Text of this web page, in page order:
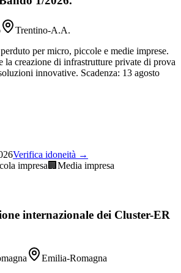
Trentino-A.A.
per micro, piccole e medie imprese.
la creazione di infrastrutture private di prova
innovative. Scadenza: 13 agosto
Verifica idoneità →
impresa 🏢 Media impresa
internazionale dei Cluster-ER
Emilia-Romagna